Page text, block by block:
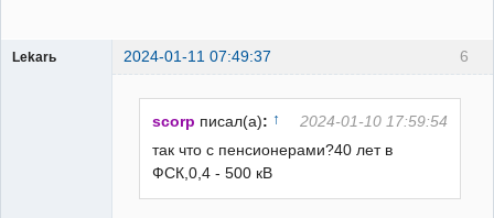
6
Lekarь 2024-01-11 07:49:37
scorp писал(а): ↑
2024-01-10 17:59:54
так что с пенсионерами?40 лет в
ФСК,0,4 - 500 кВ